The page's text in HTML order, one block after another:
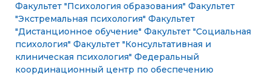
Факультет "Психология образования" Факультет
"Экстремальная психология" Факультет
"Дистанционное обучение" Факультет "Социальная
психология" Факультет "Консультативная и
клиническая психология" Федеральный
координационный центр по обеспечению